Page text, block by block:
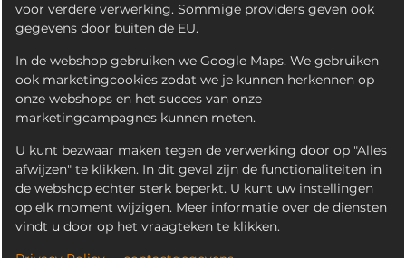
voor verdere verwerking. Sommige providers geven ook
gegevens door buiten de EU.
In de webshop gebruiken we Google Maps. We gebruiken
ook marketingcookies zodat we je kunnen herkennen op
onze webshops en het succes van onze
marketingcampagnes kunnen meten.
U kunt bezwaar maken tegen de verwerking door op "Alles
afwijzen" te klikken. In dit geval zijn de functionaliteiten in
de webshop echter sterk beperkt. U kunt uw instellingen
op elk moment wijzigen. Meer informatie over de diensten
vindt u door op het vraagteken te klikken.
ITALIAANSE
TRUFFELBURGER MENU